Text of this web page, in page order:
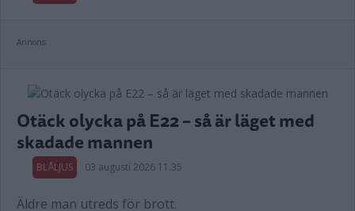
Annons:
Otäck olycka på E22 – så är läget med
skadade mannen
BLÅLJUS 03 augusti 2026 11.35
Äldre man utreds för brott.